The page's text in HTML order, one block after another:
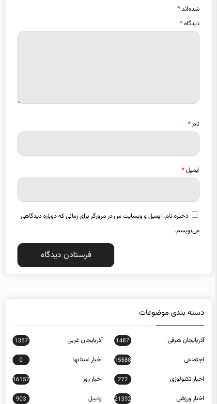
شده‌اند*
دیدگاه*
نام*
ایمیل*
ذخیره نام، ایمیل و وبسایت من در مرورگر برای زمانی که دوباره دیدگاهی
می‌نویسم.
دسته بندی موضوعات
آذربایجان شرقی 1487 آذربایجان غربی 1357
اجتماعی 15588 اخبار استانها 0
اخبار تکنولوژی 272 اخبار روز 16152
اخبار ورزشی 21392 اردبیل 903